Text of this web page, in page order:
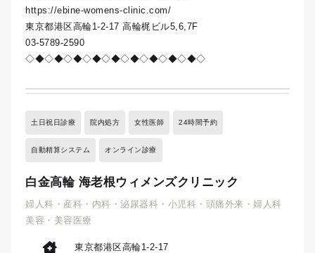
https://ebine-womens-clinic.com/
東京都港区高輪1-2-17 高輪梶ビル5,6,7F
03-5789-2590
◇◆◇◆◇◆◇◆◇◆◇◆◇◆◇◆◇◆◇
土日祝日診療 院内処方 女性医師 24時間予約
自動精算システム オンライン診療
白金高輪 海老根ウィメンズクリニック
婦人科・産科・内科・泌尿器科・小児科・頭痛外来・婦人科
美容・美容医療
東京都港区高輪1-2-17